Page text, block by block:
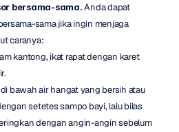
bersama-sama. Anda dapat
sama jika ingin menjaga
caranya:
kantong, ikat rapat dengan karet
bawah air hangat yang bersih atau
setetes sampo bayi, lalu bilas
dengan angin-angin sebelum